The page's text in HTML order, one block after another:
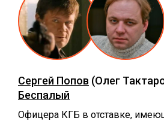
Сергей Попов (Олег
Беспалый
Офицера КГБ в отставке,